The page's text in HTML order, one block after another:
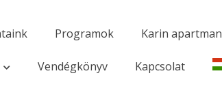
Programok Karin apartman
Vendégkönyv Kapcsolat